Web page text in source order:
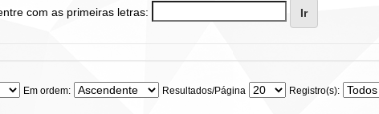
com as primeiras letras:
Em ordem: Resultados/Página Registro(s):